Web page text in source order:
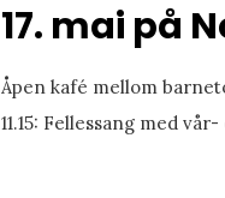
17. mai på
Åpen kafé mellom
11.15: Fellessang med